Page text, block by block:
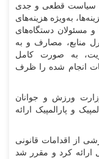
سیاست قطعی و جدی
به‌ویژه هزینه‌های
مسئولان دستگاه‌های
منابع، مصارف و به
به صورت کامل
انجام شده را ظرف
ورزش و جوانان
و پارالمپیک ارائه
از اقدامات قانونی
کرد و مقرر شد